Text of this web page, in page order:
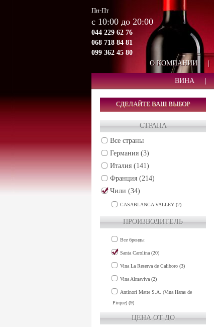
Пн-Пт
с 10:00 до 20:00
044 229 62 76
068 718 84 81
099 362 45 80
О КОМПАНИИ
|
ВИНА
СДЕЛАЙТЕ ВАШ ВЫБОР
СТРАНА
Все страны
Германия (3)
Италия (141)
Франция (214)
Чили (34)
CASABLANCA VALLEY (2)
MAIPO VALLEY (13)
MAULE VALLEY (3)
ПРОИЗВОДИТЕЛЬ
Все бренды
Santa Carolina (20)
Vina La Reserva de Caliboro (3)
Vina Almaviva (2)
Antinori Matte S.A. (Vina Haras de
Pirque) (9)
ЦЕНА ОТ ДО